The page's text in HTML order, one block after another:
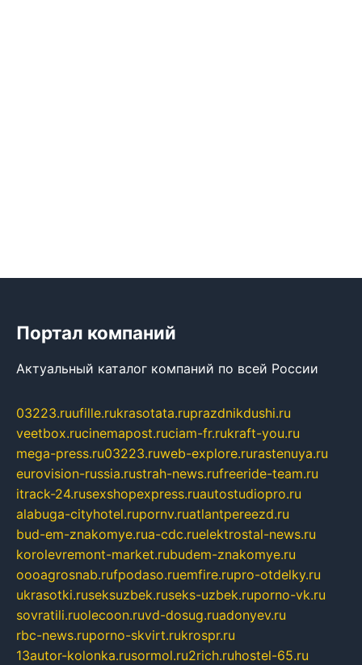
Портал компаний
Актуальный каталог компаний по всей России
03223.ruufille.rukrasotata.ruprazdnikdushi.ru
veetbox.rucinemapost.ruciam-fr.rukraft-you.ru
mega-press.ru03223.ruweb-explore.rurastenuya.ru
eurovision-russia.rustrah-news.rufreeride-team.ru
itrack-24.rusexshopexpress.ruautostudiopro.ru
alabuga-cityhotel.rupornv.ruatlantpereezd.ru
bud-em-znakomye.rua-cdc.ruelektrostal-news.ru
korolevremont-market.rubudem-znakomye.ru
oooagrosnab.rufpodaso.ruemfire.rupro-otdelky.ru
ukrasotki.ruseksuzbek.ruseks-uzbek.ruporno-vk.ru
sovratili.ruolecoon.ruvd-dosug.ruadonyev.ru
rbc-news.ruporno-skvirt.rukrospr.ru
13autor-kolonka.rusormol.ru2rich.ruhostel-65.ru